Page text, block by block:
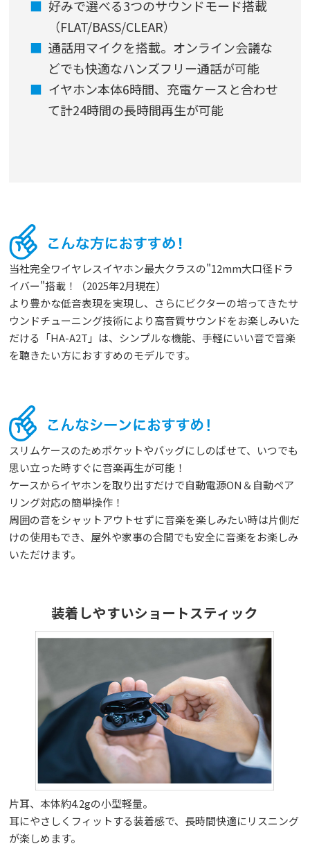
好みで選べる3つのサウンドモード搭載
（FLAT/BASS/CLEAR）​
通話用マイクを搭載。オンライン会議な
どでも快適なハンズフリー通話が可能
イヤホン本体6時間、充電ケースと合わせ
て計24時間の長時間再生​が可能
当社完全ワイヤレスイヤホン最大クラスの"12mm大口径ドラ
イバー"搭載！（2025年2月現在）
より豊かな低音表現を実現し、さらにビクターの培ってきたサ
ウンドチューニング技術により高音質サウンドをお楽しみいた
だける「HA-A2T」は、シンプルな機能、手軽にいい音で音楽
を聴きたい方におすすめのモデルです。
スリムケースのためポケットやバッグにしのばせて、いつでも
思い立った時すぐに音楽再生が可能！
ケースからイヤホンを取り出すだけで自動電源ON＆自動ペア
リング対応の簡単操作！
周囲の音をシャットアウトせずに音楽を楽しみたい時は片側だ
けの使用もでき、屋外や家事の合間でも安全に音楽をお楽しみ
いただけます。
装着しやすいショートスティック
片耳、本体約4.2gの小型軽量。
耳にやさしくフィットする装着感で、長時間快適にリスニング
が楽しめます。